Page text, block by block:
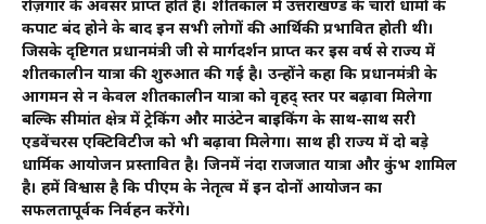
रोज़गार के अवसर प्राप्त होते हैं। शीतकाल में उत्तराखण्ड के चारों धामों के
कपाट बंद होने के बाद इन सभी लोगों की आर्थिकी प्रभावित होती थी।
जिसके दृष्टिगत प्रधानमंत्री जी से मार्गदर्शन प्राप्त कर इस वर्ष से राज्य में
शीतकालीन यात्रा की शुरुआत की गई है। उन्होंने कहा कि प्रधानमंत्री के
आगमन से न केवल शीतकालीन यात्रा को वृहद् स्तर पर बढ़ावा मिलेगा
बल्कि सीमांत क्षेत्र में ट्रेकिंग और माउंटेन बाइकिंग के साथ-साथ दूसरी
एडवेंचरस एक्टिविटीज को भी बढ़ावा मिलेगा। साथ ही राज्य में दो बड़े
धार्मिक आयोजन प्रस्तावित है। जिनमें नंदा राजजात यात्रा और कुंभ शामिल
है। हमें विश्वास है कि पीएम के नेतृत्व में इन दोनों आयोजन का
सफलतापूर्वक निर्वहन करेंगे।